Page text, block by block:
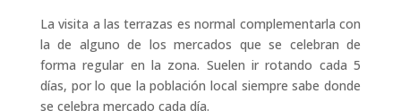
La visita a las terrazas es normal complementarla con
la de alguno de los mercados que se celebran de
forma regular en la zona. Suelen ir rotando cada 5
días, por lo que la población local siempre sabe donde
se celebra mercado cada día.